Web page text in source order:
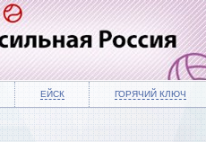
ЕЙСК ГОРЯЧИЙ КЛЮЧ